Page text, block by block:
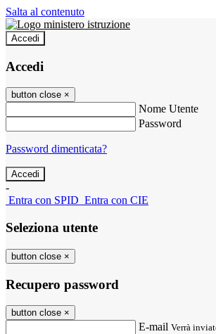
Salta al contenuto
Accedi
Accedi
button close ×
Nome Utente
Password
Password dimenticata?
-
Entra con SPID Entra con CIE
Seleziona utente
button close ×
Recupero password
button close ×
E-mail Verrà